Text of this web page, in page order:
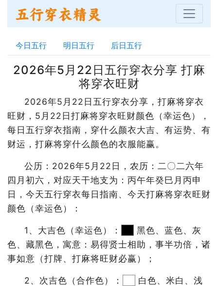
今日五行 明日五行 后日五行
2026年5月22日五行穿衣分享 打麻
将穿衣旺财
2026年5月22日五行穿衣分享，打麻将穿衣
旺财，5月22日打麻将穿衣旺财颜色（幸运色），
每日五行穿衣指南，穿什么颜衣大吉、有运势、有
财运，打麻将穿什么颜色的衣服能赢。
公历：2026年5月22日，农历：二〇二六年
四月初六，对应天干地支为：丙午年癸巳月丙申
日，今天五行穿衣每日指南、今天打麻将穿衣旺财
颜色（幸运色）：
1、大吉色（幸运色）：
黑色、蓝色、灰
色、藏黑色，寓意：易得贤士相助，事半功倍，诸
事如意（打牌、打麻将旺财必赢）；
2、次吉色（合作色）：
白色、米白、浅